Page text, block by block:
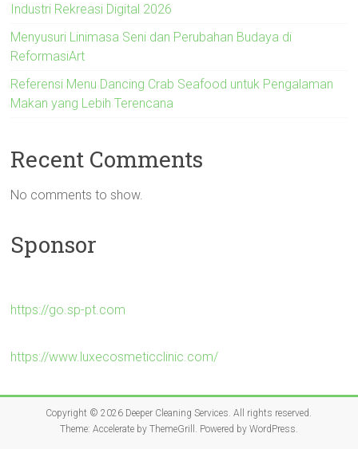
Industri Rekreasi Digital 2026
Menyusuri Linimasa Seni dan Perubahan Budaya di
ReformasiArt
Referensi Menu Dancing Crab Seafood untuk Pengalaman
Makan yang Lebih Terencana
Recent Comments
No comments to show.
Sponsor
https://go.sp-pt.com
https://www.luxecosmeticclinic.com/
Copyright © 2026 Deeper Cleaning Services . All rights reserved.
Theme: Accelerateby ThemeGrill. Powered by WordPress